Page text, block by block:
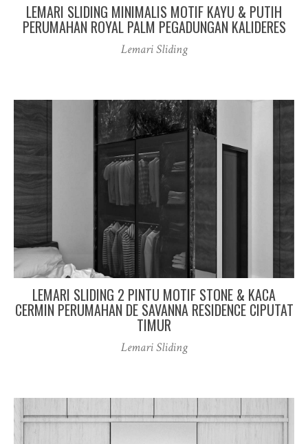
LEMARI SLIDING MINIMALIS MOTIF KAYU & PUTIH
PERUMAHAN ROYAL PALM PEGADUNGAN KALIDERES
Lemari Sliding
LEMARI SLIDING 2 PINTU MOTIF STONE & KACA
CERMIN PERUMAHAN DE SAVANNA RESIDENCE CIPUTAT
TIMUR
Lemari Sliding